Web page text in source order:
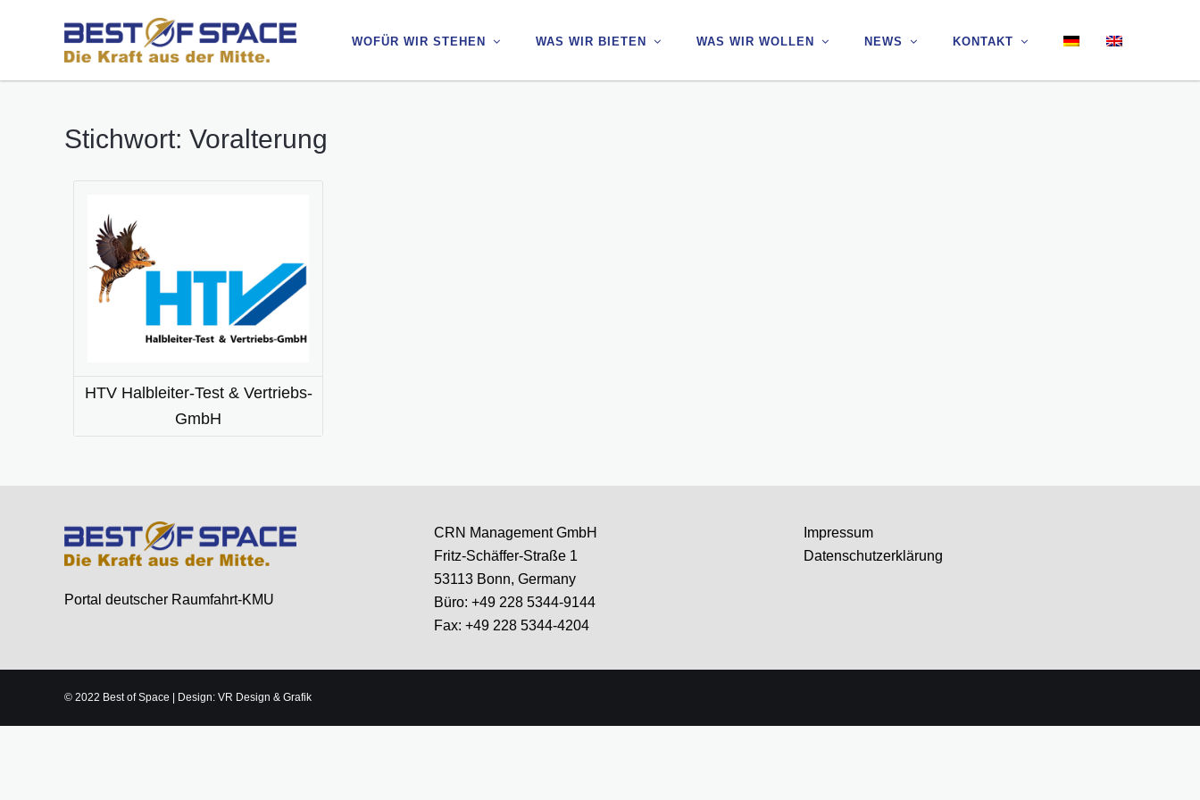
WOFÜR WIR STEHEN WAS WIR BIETEN WAS WIR WOLLEN NEWS KONTAKT
WOFÜR WIR STEHEN WAS WIR BIETEN WAS WIR WOLLEN NEWS KONTAKT
Stichwort: Voralterung
HTV Halbleiter-Test & Vertriebs-
GmbH
Portal deutscher Raumfahrt-KMU
CRN Management GmbH
Fritz-Schäffer-Straße 1
53113 Bonn, Germany
Büro: +49 228 5344-9144
Fax: +49 228 5344-4204
Impressum
Datenschutzerklärung
© 2022 Best of Space | Design: VR Design & Grafik